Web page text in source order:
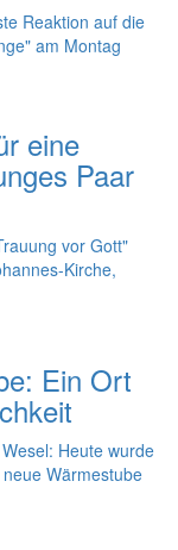
Reaktion auf die
am Montag
eine
Paar
vor Gott"
Kirche,
Ein Ort
Heute wurde
Wärmestube